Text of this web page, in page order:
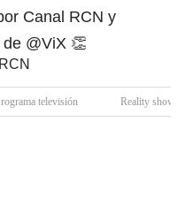
Canal RCN y
@ViX 👏
televisión Reality show